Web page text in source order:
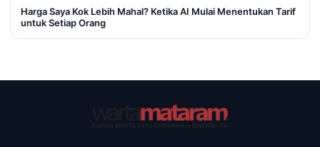
Harga Saya Kok Lebih Mahal? Ketika AI Mulai Menentukan Tarif
untuk Setiap Orang